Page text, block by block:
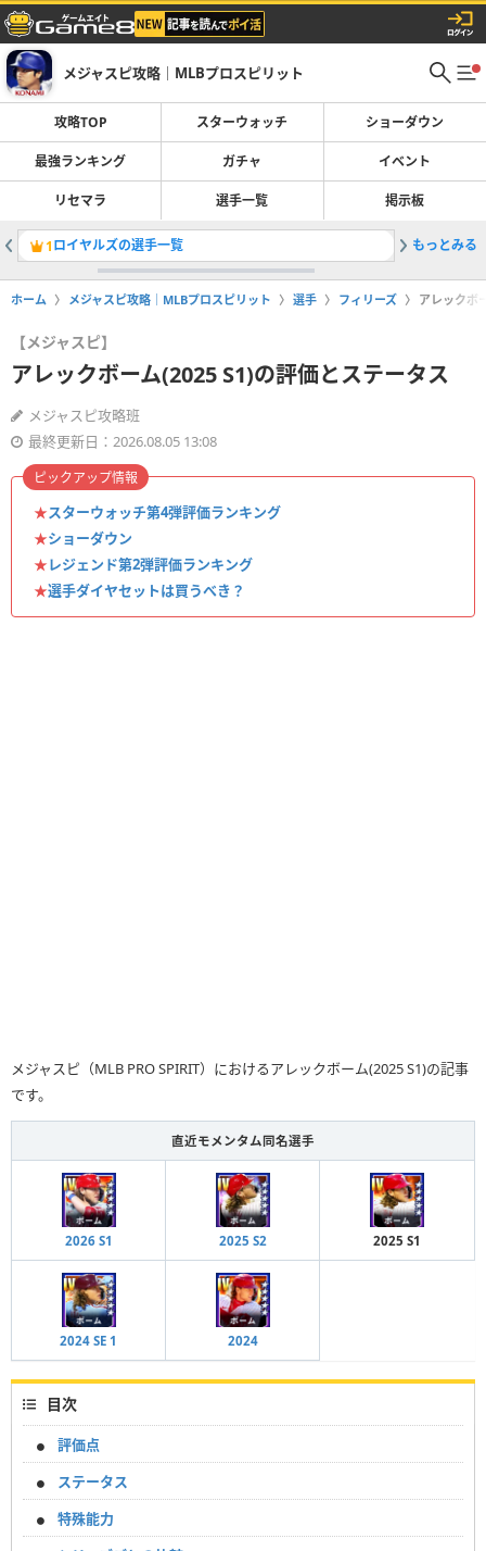
メジャスピ攻略｜MLBプロスピリット
攻略TOP スターウォッチ ショーダウン
最強ランキング ガチャ イベント
リセマラ 選手一覧 掲示板
1ロイヤルズの選手一覧 2最強選
もっとみる
ホーム メジャスピ攻略｜MLBプロスピリット 選手 フィリーズ アレックボ
【メジャスピ】
アレックボーム(2025 S1)の評価とステータス
メジャスピ攻略班
最終更新日：2026.08.05 13:08
★スターウォッチ第4弾評価ランキング
★ショーダウン
★レジェンド第2弾評価ランキング
★選手ダイヤセットは買うべき？
ピックアップ情報
メジャスピ（MLB PRO SPIRIT）におけるアレックボーム(2025 S1)の記事
です。
直近モメンタム同名選手
2026 S1 2025 S2 2025 S1
2024 SE 1 2024
目次
評価点
ステータス
特殊能力